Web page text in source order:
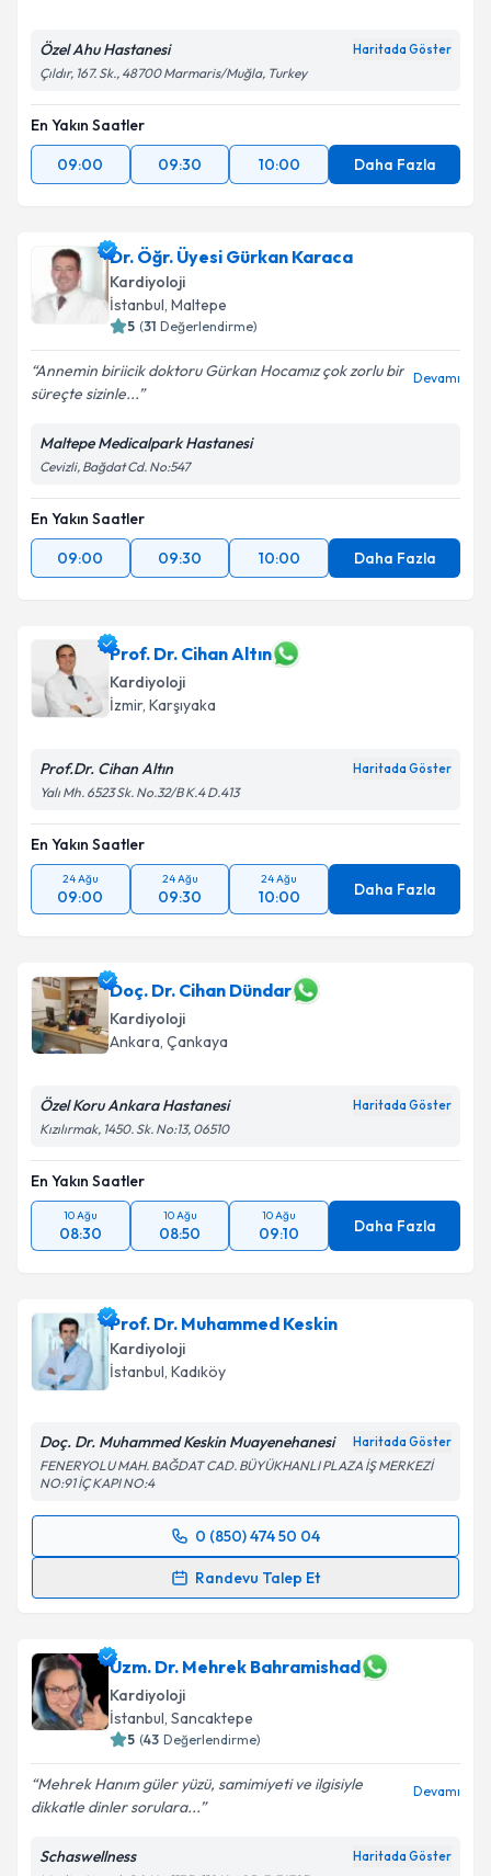
Özel Ahu Hastanesi Haritada Göster
Çıldır, 167. Sk., 48700 Marmaris/Muğla, Turkey
En Yakın Saatler
09:00
09:30 10:00 Daha Fazla
Dr. Öğr. Üyesi Gürkan Karaca
Kardiyoloji
İstanbul, Maltepe
5 (31 Değerlendirme)
Annemin biriicik doktoru Gürkan Hocamız çok zorlu bir
süreçte sizinle...
Devamı
Maltepe Medicalpark Hastanesi
Cevizli, Bağdat Cd. No:547
En Yakın Saatler
09:00
09:30 10:00 Daha Fazla
Prof. Dr. Cihan Altın
Kardiyoloji
İzmir, Karşıyaka
Prof.Dr. Cihan Altın Haritada Göster
Yalı Mh. 6523 Sk. No.32/B K.4 D.413
En Yakın Saatler
24 Ağu
09:00
24 Ağu
09:30
24 Ağu
10:00 Daha Fazla
Doç. Dr. Cihan Dündar
Kardiyoloji
Ankara, Çankaya
Özel Koru Ankara Hastanesi Haritada Göster
Kızılırmak, 1450. Sk. No:13, 06510
En Yakın Saatler
10 Ağu
08:30
10 Ağu
08:50
10 Ağu
09:10 Daha Fazla
Prof. Dr. Muhammed Keskin
Kardiyoloji
İstanbul, Kadıköy
Doç. Dr. Muhammed Keskin Muayenehanesi Haritada Göster
FENERYOLU MAH. BAĞDAT CAD. BÜYÜKHANLI PLAZA İŞ MERKEZİ
NO:91 İÇ KAPI NO:4
0 (850) 474 50 04
Randevu Talep Et
Randevu Takvimi Talebi
için bir takvim hazırlandığında e-posta ile
bilgilendireceğiz.
E-posta Adresiniz
Metni
'ni okudum ve kişisel verilerimin belirtilen
Uzm. Dr. Mehrek Bahramishad
Kardiyoloji
İstanbul, Sancaktepe
5 (43 Değerlendirme)
Mehrek Hanım güler yüzü, samimiyeti ve ilgisiyle
dikkatle dinler sorulara...
Devamı
Schaswellness Haritada Göster